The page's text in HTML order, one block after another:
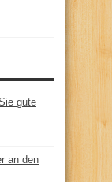
gute
an den